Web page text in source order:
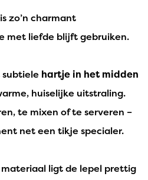
is zo’n charmant
met liefde blijft gebruiken.
hartje in het midden
huiselijke uitstraling.
te mixen of te serveren –
net een tikje specialer.
ligt de lepel prettig